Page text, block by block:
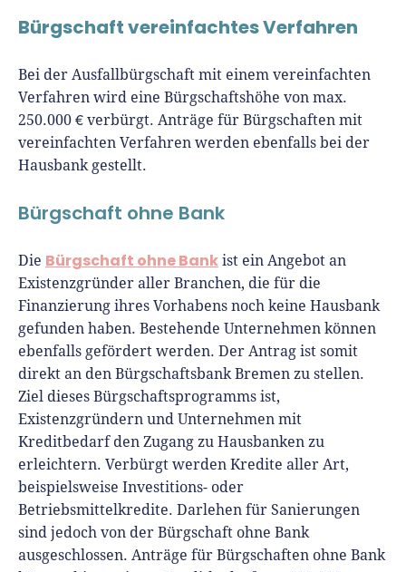
Bürgschaft vereinfachtes Verfahren
Bei der Ausfallbürgschaft mit einem vereinfachten
Verfahren wird eine Bürgschaftshöhe von max.
250.000 € verbürgt. Anträge für Bürgschaften mit
vereinfachten Verfahren werden ebenfalls bei der
Hausbank gestellt.
Bürgschaft ohne Bank
Die Bürgschaft ohne Bank ist ein Angebot an
Existenzgründer aller Branchen, die für die
Finanzierung ihres Vorhabens noch keine Hausbank
gefunden haben. Bestehende Unternehmen können
ebenfalls gefördert werden. Der Antrag ist somit
direkt an den Bürgschaftsbank Bremen zu stellen.
Ziel dieses Bürgschaftsprogramms ist,
Existenzgründern und Unternehmen mit
Kreditbedarf den Zugang zu Hausbanken zu
erleichtern. Verbürgt werden Kredite aller Art,
beispielsweise Investitions- oder
Betriebsmittelkredite. Darlehen für Sanierungen
sind jedoch von der Bürgschaft ohne Bank
ausgeschlossen. Anträge für Bürgschaften ohne Bank